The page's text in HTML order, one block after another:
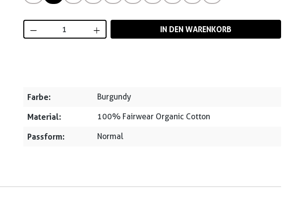
Produkt Anzahl: Gib den gewünschten Wert ein
IN DEN WARENKORB
Farbe: Burgundy
Material: 100% Fairwear Organic Cotton
Passform: Normal